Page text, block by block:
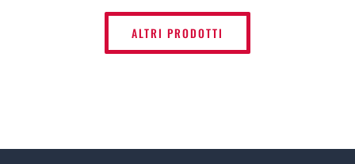
ALTRI PRODOTTI